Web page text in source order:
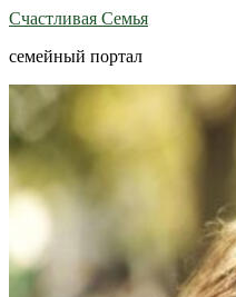
Счастливая Семья
семейный портал